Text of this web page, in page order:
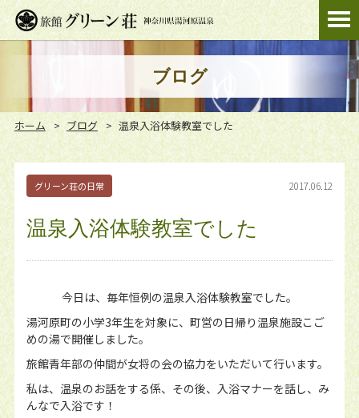
ブログ
ホーム ブログ 温泉入浴体験教室でした
グリーン荘の日常 2017.06.12
温泉入浴体験教室でした
今日は、毎年恒例の温泉入浴体験教室でした。
湯河原町の小学3年生を対象に、町営の日帰り温泉施設こご
めの湯で開催しました。
旅館青年部の仲間が女将の会の協力をいただいて行います。
私は、温泉のお話をする係、その後、入浴マナーを話し、み
んなで入浴です！